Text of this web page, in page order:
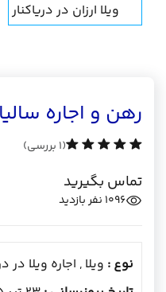
ویلا ارزان در دریاکنار
رهن و اجاره
(1 بررسی)
تماس بگیرید
1096 نفر بازدید
نوع : ویلا , اجاره ویلا در